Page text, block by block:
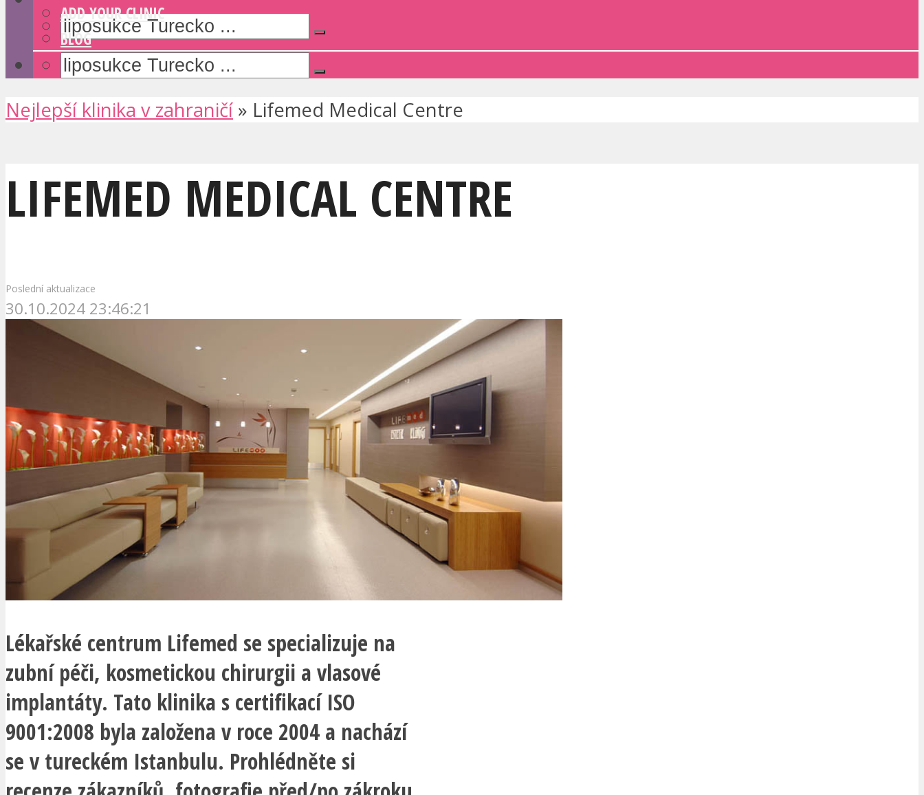
ADD YOUR CLINIC
BLOG
Nejlepší klinika v zahraničí » Lifemed Medical Centre
LIFEMED MEDICAL CENTRE
Poslední aktualizace
30.10.2024 23:46:21
Lékařské centrum Lifemed se specializuje na
zubní péči, kosmetickou chirurgii a vlasové
implantáty. Tato klinika s certifikací ISO
9001:2008 byla založena v roce 2004 a nachází
se v tureckém Istanbulu. Prohlédněte si